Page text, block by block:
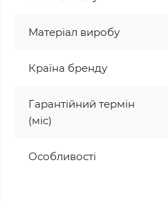
Матеріал виробу
Країна бренду
Гарантійний термін
(міс)
Особливості